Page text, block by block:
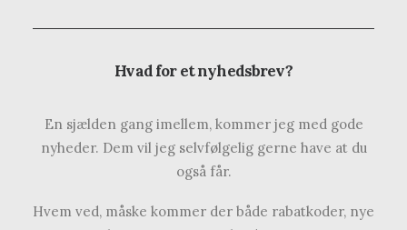
Hvad for et nyhedsbrev?
En sjælden gang imellem, kommer jeg med gode
nyheder. Dem vil jeg selvfølgelig gerne have at du
også får.
Hvem ved, måske kommer der både rabatkoder, nye